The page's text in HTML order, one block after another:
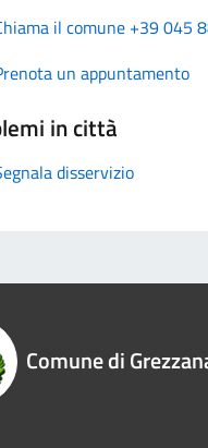
il comune +39 045
un appuntamento
in città
disservizio
Comune di